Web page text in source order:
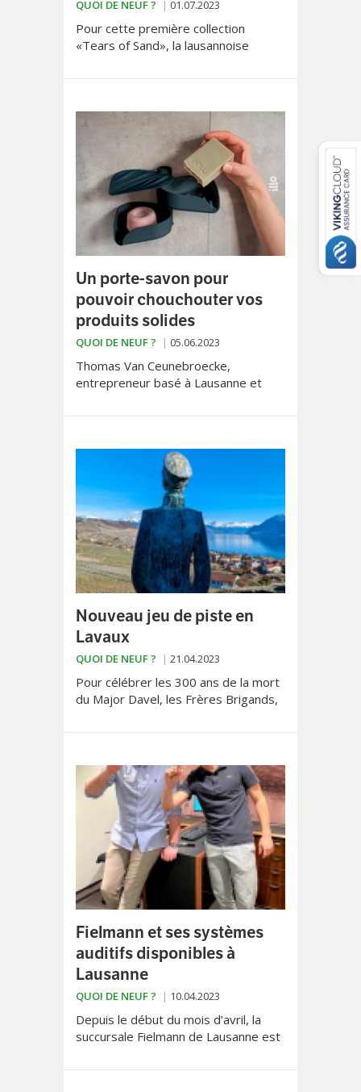
QUOI DE NEUF ? 01.07.2023
Pour cette première collection
«Tears of Sand», la lausannoise
s’inspire de cette pollution pour créer
des bijoux très réussis.
Un porte-savon pour
pouvoir chouchouter vos
produits solides
QUOI DE NEUF ? 05.06.2023
Thomas Van Ceunebroecke,
entrepreneur basé à Lausanne et
aucun porte-savon n’est
parfaitement adapté aux savons
solides, surtout quand on en a
plusieurs!
Nouveau jeu de piste en
Lavaux
QUOI DE NEUF ? 21.04.2023
Pour célébrer les 300 ans de la mort
du Major Davel, les Frères Brigands,
Fielmann et ses systèmes
auditifs disponibles à
Lausanne
QUOI DE NEUF ? 10.04.2023
Depuis le début du mois d’avril, la
succursale Fielmann de Lausanne est